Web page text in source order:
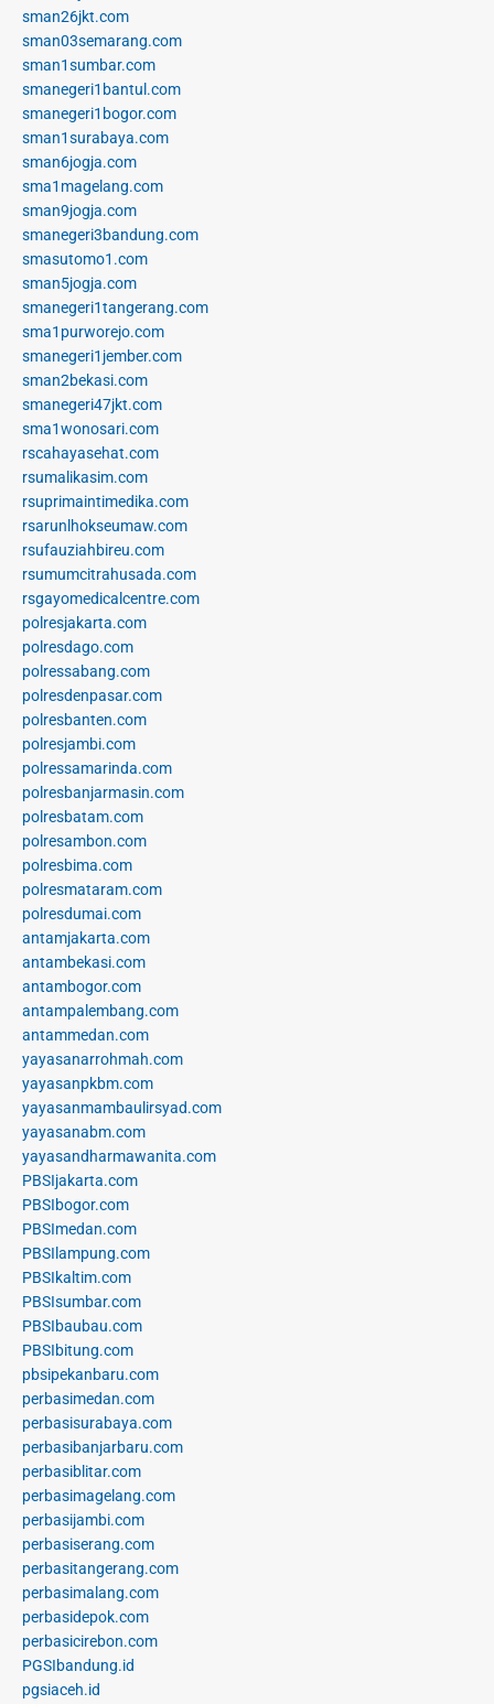
sman26jkt.com
sman03semarang.com
sman1sumbar.com
smanegeri1bantul.com
smanegeri1bogor.com
sman1surabaya.com
sman6jogja.com
sma1magelang.com
sman9jogja.com
smanegeri3bandung.com
smasutomo1.com
sman5jogja.com
smanegeri1tangerang.com
sma1purworejo.com
smanegeri1jember.com
sman2bekasi.com
smanegeri47jkt.com
sma1wonosari.com
rscahayasehat.com
rsumalikasim.com
rsuprimaintimedika.com
rsarunlhokseumaw.com
rsufauziahbireu.com
rsumumcitrahusada.com
rsgayomedicalcentre.com
polresjakarta.com
polresdago.com
polressabang.com
polresdenpasar.com
polresbanten.com
polresjambi.com
polressamarinda.com
polresbanjarmasin.com
polresbatam.com
polresambon.com
polresbima.com
polresmataram.com
polresdumai.com
antamjakarta.com
antambekasi.com
antambogor.com
antampalembang.com
antammedan.com
yayasanarrohmah.com
yayasanpkbm.com
yayasanmambaulirsyad.com
yayasanabm.com
yayasandharmawanita.com
PBSIjakarta.com
PBSIbogor.com
PBSImedan.com
PBSIlampung.com
PBSIkaltim.com
PBSIsumbar.com
PBSIbaubau.com
PBSIbitung.com
pbsipekanbaru.com
perbasimedan.com
perbasisurabaya.com
perbasibanjarbaru.com
perbasiblitar.com
perbasimagelang.com
perbasijambi.com
perbasiserang.com
perbasitangerang.com
perbasimalang.com
perbasidepok.com
perbasicirebon.com
PGSIbandung.id
pgsiaceh.id